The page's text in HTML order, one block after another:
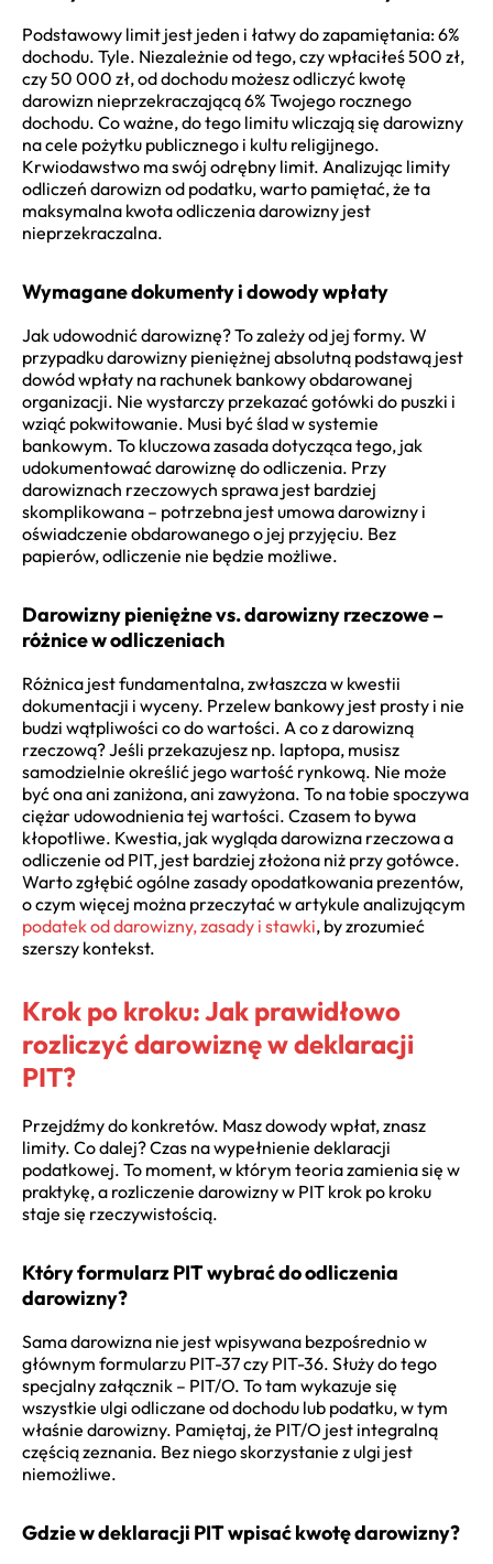
Podstawowy limit jest jeden i łatwy do zapamiętania: 6%
dochodu. Tyle. Niezależnie od tego, czy wpłaciłeś 500 zł,
czy 50 000 zł, od dochodu możesz odliczyć kwotę
darowizn nieprzekraczającą 6% Twojego rocznego
dochodu. Co ważne, do tego limitu wliczają się darowizny
na cele pożytku publicznego i kultu religijnego.
Krwiodawstwo ma swój odrębny limit. Analizując limity
odliczeń darowizn od podatku, warto pamiętać, że ta
maksymalna kwota odliczenia darowizny jest
nieprzekraczalna.
Wymagane dokumenty i dowody wpłaty
Jak udowodnić darowiznę? To zależy od jej formy. W
przypadku darowizny pieniężnej absolutną podstawą jest
dowód wpłaty na rachunek bankowy obdarowanej
organizacji. Nie wystarczy przekazać gotówki do puszki i
wziąć pokwitowanie. Musi być ślad w systemie
bankowym. To kluczowa zasada dotycząca tego, jak
udokumentować darowiznę do odliczenia. Przy
darowiznach rzeczowych sprawa jest bardziej
skomplikowana – potrzebna jest umowa darowizny i
oświadczenie obdarowanego o jej przyjęciu. Bez
papierów, odliczenie nie będzie możliwe.
Darowizny pieniężne vs. darowizny rzeczowe –
różnice w odliczeniach
Różnica jest fundamentalna, zwłaszcza w kwestii
dokumentacji i wyceny. Przelew bankowy jest prosty i nie
budzi wątpliwości co do wartości. A co z darowizną
rzeczową? Jeśli przekazujesz np. laptopa, musisz
samodzielnie określić jego wartość rynkową. Nie może
być ona ani zaniżona, ani zawyżona. To na tobie spoczywa
ciężar udowodnienia tej wartości. Czasem to bywa
kłopotliwe. Kwestia, jak wygląda darowizna rzeczowa a
odliczenie od PIT, jest bardziej złożona niż przy gotówce.
Warto zgłębić ogólne zasady opodatkowania prezentów,
o czym więcej można przeczytać w artykule analizującym
podatek od darowizny, zasady i stawki, by zrozumieć
szerszy kontekst.
Krok po kroku: Jak prawidłowo
rozliczyć darowiznę w deklaracji
PIT?
Przejdźmy do konkretów. Masz dowody wpłat, znasz
limity. Co dalej? Czas na wypełnienie deklaracji
podatkowej. To moment, w którym teoria zamienia się w
praktykę, a rozliczenie darowizny w PIT krok po kroku
staje się rzeczywistością.
Który formularz PIT wybrać do odliczenia
darowizny?
Sama darowizna nie jest wpisywana bezpośrednio w
głównym formularzu PIT-37 czy PIT-36. Służy do tego
specjalny załącznik – PIT/O. To tam wykazuje się
wszystkie ulgi odliczane od dochodu lub podatku, w tym
właśnie darowizny. Pamiętaj, że PIT/O jest integralną
częścią zeznania. Bez niego skorzystanie z ulgi jest
niemożliwe.
Gdzie w deklaracji PIT wpisać kwotę darowizny?